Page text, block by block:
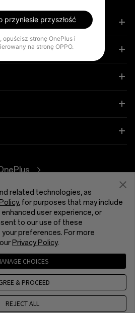
Polska (Polski)
Agreement
Response Center (OneSRC)
Reserved.
przyniesie przyszłość
stronę OnePlus i
na stronę OPPO.
related technologies, as
, for purposes that may include
user experience, or
to our use of these
preferences. For more
Privacy Policy.
CHOICES
& PROCEED
REJECT ALL